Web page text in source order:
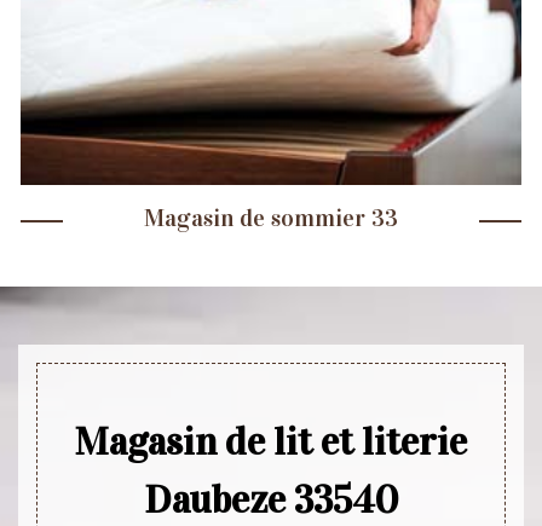
Magasin de sommier 33
Magasin de lit et literie
Daubeze 33540